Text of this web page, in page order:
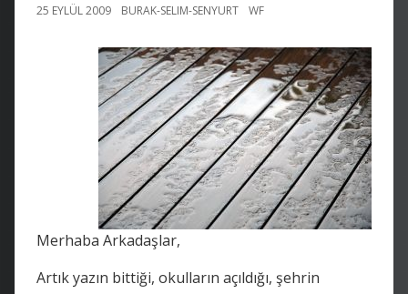
25 EYLÜL 2009 BURAK-SELIM-SENYURT WF
Merhaba Arkadaşlar,
Artık yazın bittiği, okulların açıldığı, şehrin